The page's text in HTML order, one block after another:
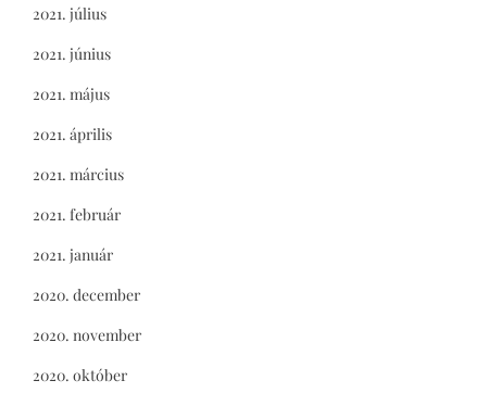
2021. július
2021. június
2021. május
2021. április
2021. március
2021. február
2021. január
2020. december
2020. november
2020. október